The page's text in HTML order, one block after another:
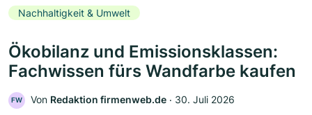
Nachhaltigkeit & Umwelt
Ökobilanz und Emissionsklassen:
Fachwissen fürs Wandfarbe kaufen
FW Von Redaktion firmenweb.de ‧ 30. Juli 2026